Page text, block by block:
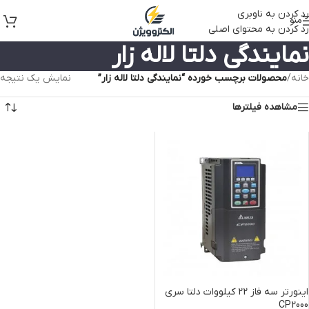
رد کردن به ناوبری
رد کردن به محتوای اصلی
منو
نمایندگی دلتا لاله زار
خانه/محصولات برچسب خورده “نمایندگی دلتا لاله زار” نمایش یک نتیجه
مشاهده فیلترها
اینورتر سه فاز 22 کیلووات دلتا سری
CP2000